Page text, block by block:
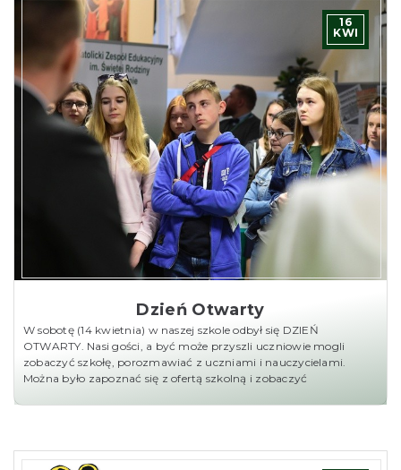
16
KWI
Dzień Otwarty
W sobotę (14 kwietnia) w naszej szkole odbył się DZIEŃ
OTWARTY. Nasi gości, a być może przyszli uczniowie mogli
zobaczyć szkołę, porozmawiać z uczniami i nauczycielami.
Można było zapoznać się z ofertą szkolną i zobaczyć